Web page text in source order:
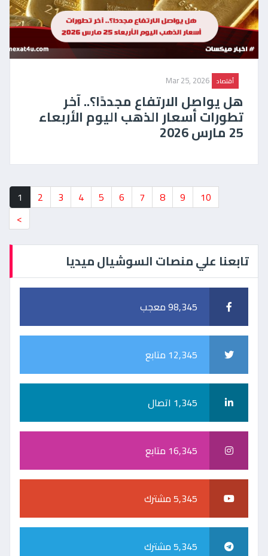
أقتصاد Mar 25, 2026
هل يواصل الارتفاع مجددًا؟.. آخر
تطورات أسعار الذهب اليوم الأربعاء
25 مارس 2026
1 2 3 4 5 6 7 8 9
10
>
تابعنا علي منصات السوشيال ميديا
98,345 معجب
12,345 متابع
1,345 اتصال
16,345 متابع
5,345 مشترك
5,345 مشترك